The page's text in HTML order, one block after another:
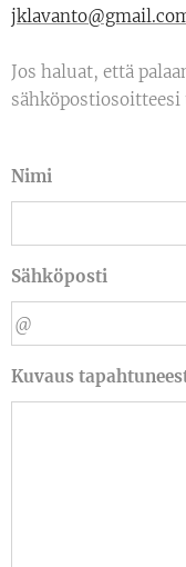
Jos haluat, että
Nimi
Sähköposti
Kuvaus